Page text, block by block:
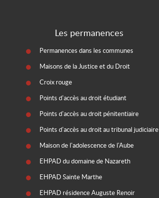
Les permanences
Permanences dans les communes
Maisons de la Justice et du Droit
Croix rouge
Points d'accès au droit étudiant
Points d'accès au droit pénitentiaire
Points d'accès au droit au tribunal judiciaire
Maison de l'adolescence de l'Aube
EHPAD du domaine de Nazareth
EHPAD Sainte Marthe
EHPAD résidence Auguste Renoir